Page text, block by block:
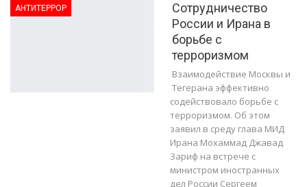
АНТИТЕРРОР
Сотрудничество
России и Ирана в
борьбе с
терроризмом
Взаимодействие Москвы и
Тегерана эффективно
содействовало борьбе с
терроризмом. Об этом
заявил в среду глава МИД
Ирана Мохаммад Джавад
Зариф на встрече с
министром иностранных
дел России Сергеем